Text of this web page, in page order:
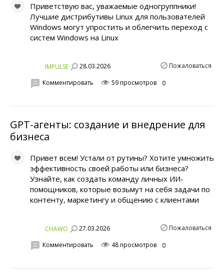
Приветствую вас, уважаемые одногруппники!
Лучшие дистрибутивы Linux для пользователей
Windows могут упростить и облегчить переход с
систем Windows на Linux
IMPULSE 28.03.2026 Пожаловаться
Комментировать 59 просмотров 0
GPT-агенты: создание и внедрение для
бизнеса
Привет всем! Устали от рутины? Хотите умножить
эффективность своей работы или бизнеса?
Узнайте, как создать команду личных ИИ-
помощников, которые возьмут на себя задачи по
контенту, маркетингу и общению с клиентами
CHAWO 27.03.2026 Пожаловаться
Комментировать 48 просмотров 0